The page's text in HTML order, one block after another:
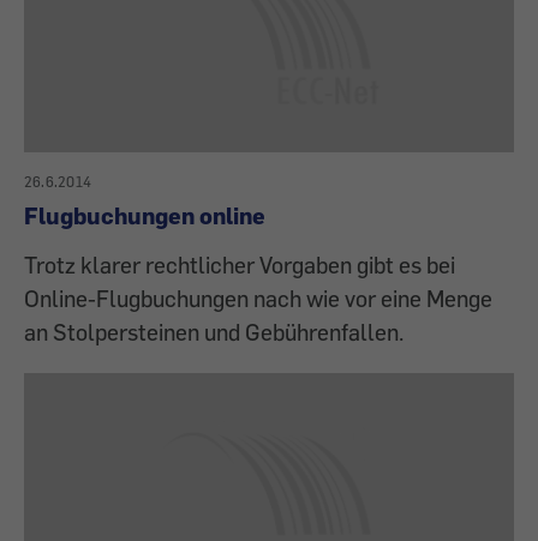
26.6.2014
Flugbuchungen online
Trotz klarer rechtlicher Vorgaben gibt es bei
Online-Flugbuchungen nach wie vor eine Menge
an Stolpersteinen und Gebührenfallen.